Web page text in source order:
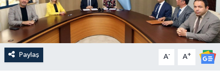
Paylaş A- A+
Sağlık & Yaşam
Siyaset
Spor